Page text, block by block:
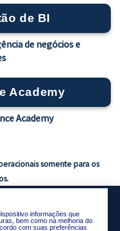
de BI
de negócios e
Academy
Academy
somente para os
informações que
bem como na melhoria do
com suas preferências